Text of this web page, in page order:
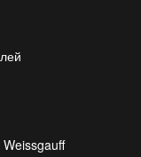
Weissgauff